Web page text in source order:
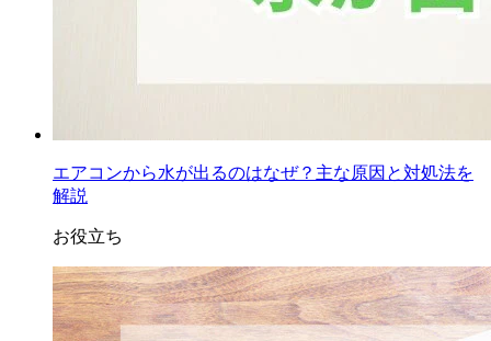
エアコンから水が出るのはなぜ？主な原因と対処法を
解説
お役立ち